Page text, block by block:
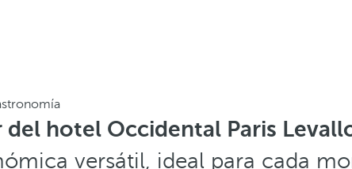
del hotel Occidental Paris
versátil, ideal para cada